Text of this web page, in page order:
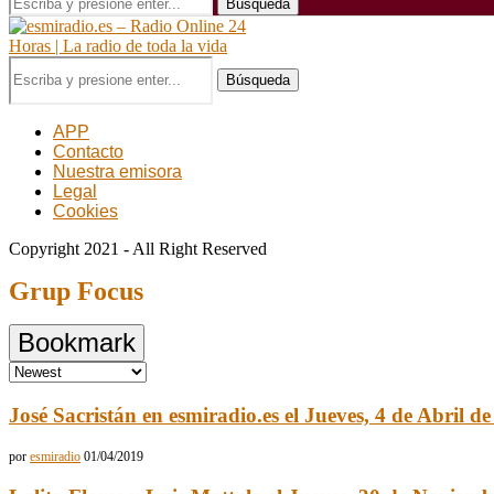
Búsqueda
Búsqueda
APP
Contacto
Nuestra emisora
Legal
Cookies
Copyright 2021 - All Right Reserved
Grup Focus
Bookmark
José Sacristán en esmiradio.es el Jueves, 4 de Abril
por esmiradio 01/04/2019